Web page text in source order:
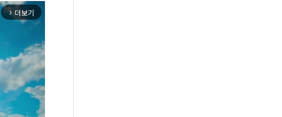
arrow_forward_ios 더보기